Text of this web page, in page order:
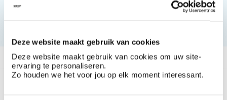
Deze website maakt gebruik van cookies
Deze website maakt gebruik van cookies om uw site-
ervaring te personaliseren.
Zo houden we het voor jou op elk moment interessant.
Lichte kleefkracht.
Beschikbaar in